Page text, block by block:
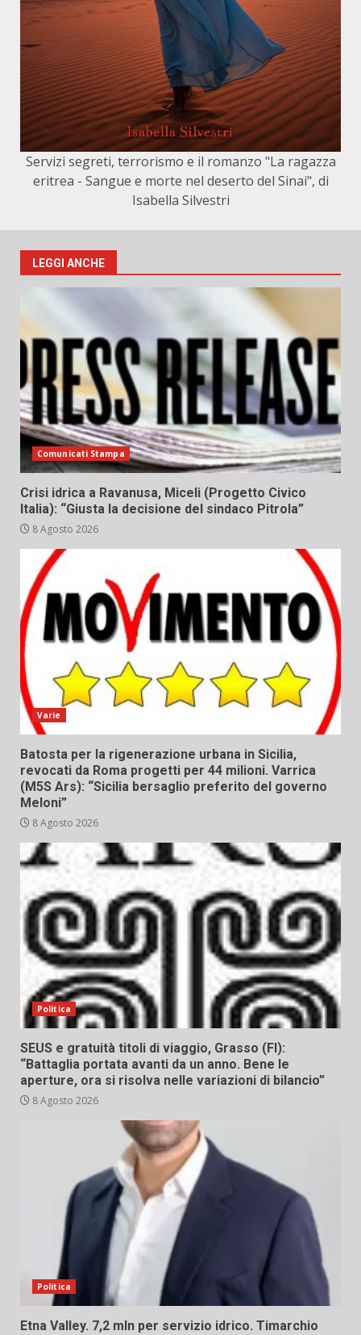
Servizi segreti, terrorismo e il romanzo "La ragazza
eritrea - Sangue e morte nel deserto del Sinai", di
Isabella Silvestri
LEGGI ANCHE
Comunicati Stampa
Crisi idrica a Ravanusa, Miceli (Progetto Civico
Italia): “Giusta la decisione del sindaco Pitrola”
8 Agosto 2026
Varie
Batosta per la rigenerazione urbana in Sicilia,
revocati da Roma progetti per 44 milioni. Varrica
(M5S Ars): “Sicilia bersaglio preferito del governo
Meloni”
8 Agosto 2026
Politica
SEUS e gratuità titoli di viaggio, Grasso (FI):
“Battaglia portata avanti da un anno. Bene le
aperture, ora si risolva nelle variazioni di bilancio”
8 Agosto 2026
Politica
Etna Valley. 7,2 mln per servizio idrico. Timarchio